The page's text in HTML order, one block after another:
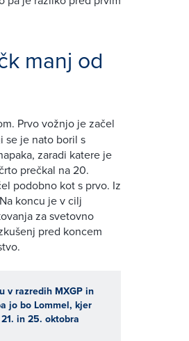
manj od
Prvo vožnjo je začel
se je nato boril s
zaradi katere je
prečkal na 20.
podobno kot s prvo. Iz
koncu je v cilj
za svetovno
pred koncem
v razredih MXGP in
jo bo Lommel, kjer
in 25. oktobra